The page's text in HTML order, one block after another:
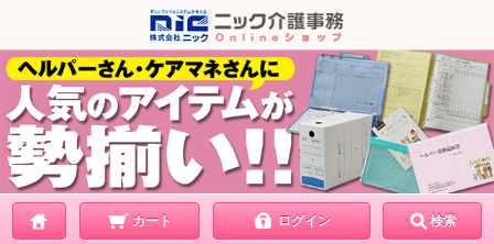
カート ログイン 検索